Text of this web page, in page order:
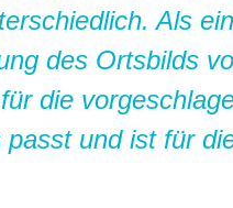
Als
des Ortsbilds
die
passt und ist für